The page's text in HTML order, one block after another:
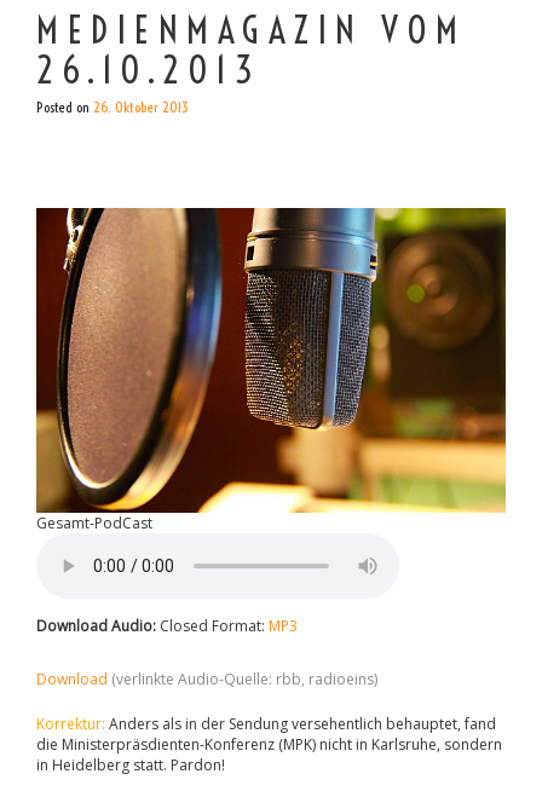
MEDIENMAGAZIN VOM
26.10.2013
Posted on 26. Oktober 2013
Gesamt-PodCast
Download Audio: Closed Format: MP3
Download (verlinkte Audio-Quelle: rbb, radioeins)
Korrektur: Anders als in der Sendung versehentlich behauptet, fand
die Ministerpräsdienten-Konferenz (MPK) nicht in Karlsruhe, sondern
in Heidelberg statt. Pardon!